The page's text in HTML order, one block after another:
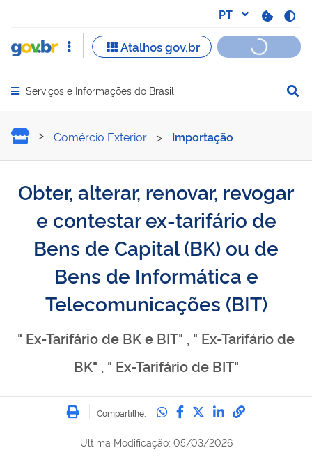
Abrir menu principal de navegação
Serviços e Informações do Brasil
Obter, alterar, renovar,
Comércio Exterior > Importação
Obter, alterar, renovar, revogar
e contestar ex-tarifário de
Bens de Capital (BK) ou de
Bens de Informática e
Telecomunicações (BIT)
" Ex-Tarifário de BK e BIT" , " Ex-Tarifário de
BK" , " Ex-Tarifário de BIT"
Imprimir
Compartilhe: Compartilhe no
Compartilhe no
Compartilhe no
Compartilhe
Última Modificação: 05/03/2026